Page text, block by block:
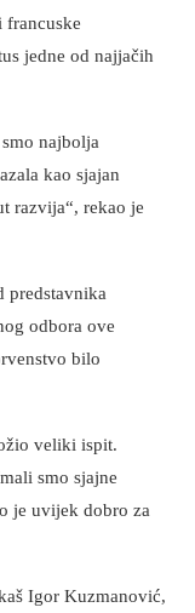
jedne od najjačih
najbolja
kao sjajan
razvija“, rekao je
predstavnika
odbora ove
bilo
veliki ispit.
smo sjajne
je uvijek dobro za
Igor Kuzmanović,